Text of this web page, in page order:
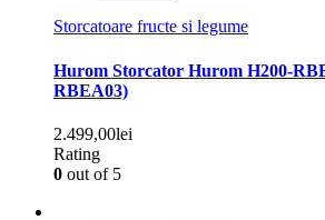
Storcatoare fructe si legume
Hurom Storcator Hurom H200-
RBEA03)
2.499,00lei
Rating
0 out of 5